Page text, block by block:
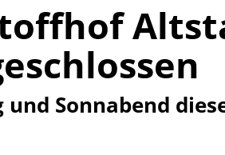
und Sonnabend